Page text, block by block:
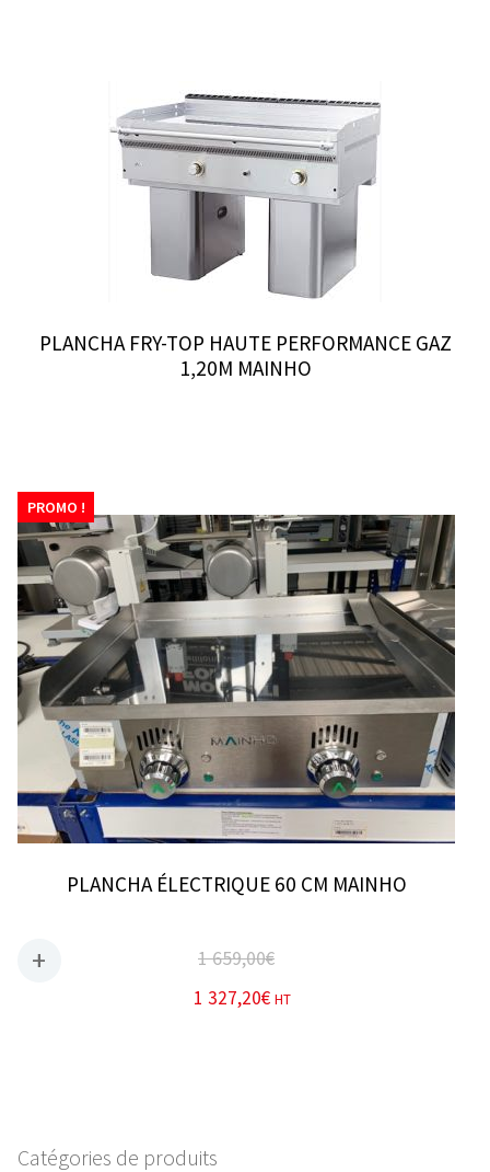
PLANCHA FRY-TOP HAUTE PERFORMANCE GAZ
1,20M MAINHO
PLANCHA ÉLECTRIQUE 60 CM MAINHO
PROMO !
1 659,00€
1 327,20€ HT
Catégories de produits